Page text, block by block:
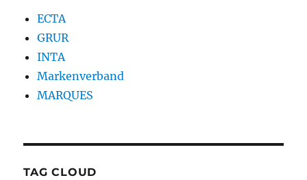
ECTA
GRUR
INTA
Markenverband
MARQUES
TAG CLOUD